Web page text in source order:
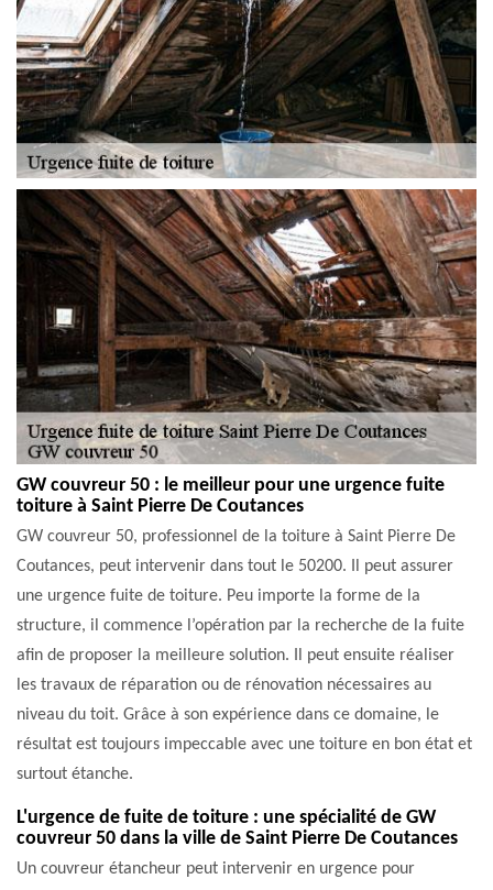
GW couvreur 50 : le meilleur pour une urgence fuite
toiture à Saint Pierre De Coutances
GW couvreur 50, professionnel de la toiture à Saint Pierre De
Coutances, peut intervenir dans tout le 50200. Il peut assurer
une urgence fuite de toiture. Peu importe la forme de la
structure, il commence l’opération par la recherche de la fuite
afin de proposer la meilleure solution. Il peut ensuite réaliser
les travaux de réparation ou de rénovation nécessaires au
niveau du toit. Grâce à son expérience dans ce domaine, le
résultat est toujours impeccable avec une toiture en bon état et
surtout étanche.
L'urgence de fuite de toiture : une spécialité de GW
couvreur 50 dans la ville de Saint Pierre De Coutances
Un couvreur étancheur peut intervenir en urgence pour